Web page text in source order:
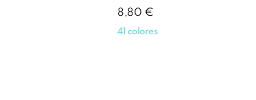
Precio
8,80 €
41 colores